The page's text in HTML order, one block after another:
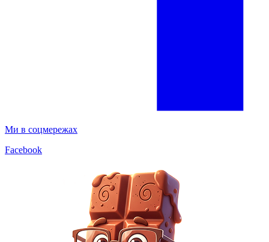
Ми в соцмережах
Facebook